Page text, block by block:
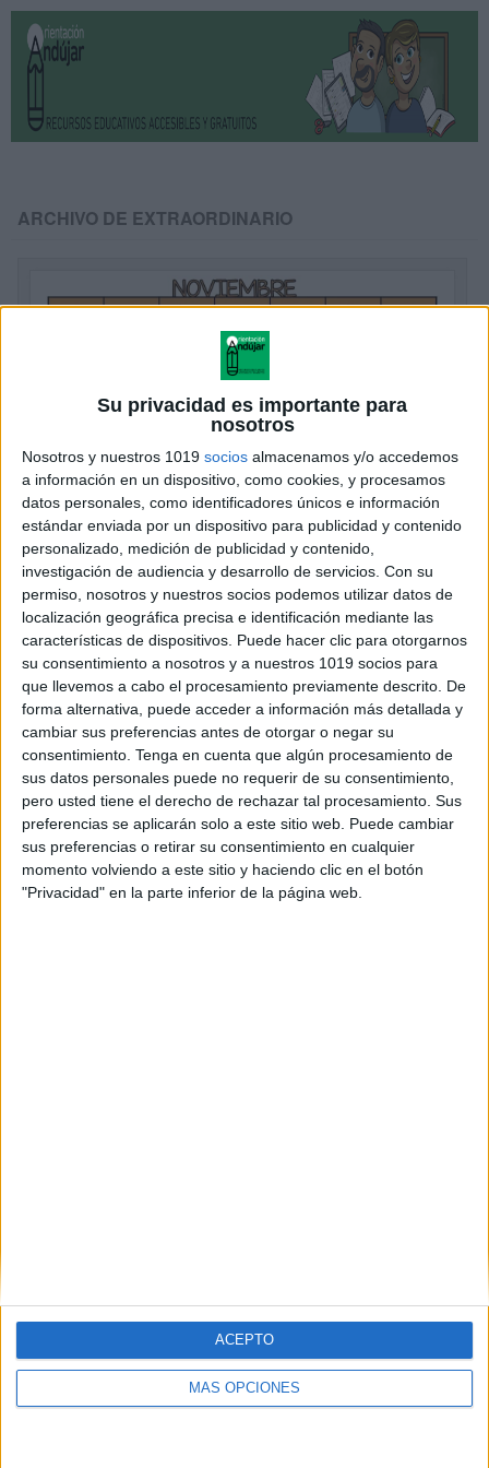
Su privacidad es importante para
nosotros
Nosotros y nuestros 1019 socios almacenamos y/o accedemos
a información en un dispositivo, como cookies, y procesamos
datos personales, como identificadores únicos e información
estándar enviada por un dispositivo para publicidad y contenido
personalizado, medición de publicidad y contenido,
investigación de audiencia y desarrollo de servicios. Con su
permiso, nosotros y nuestros socios podemos utilizar datos de
localización geográfica precisa e identificación mediante las
características de dispositivos. Puede hacer clic para otorgarnos
su consentimiento a nosotros y a nuestros 1019 socios para
que llevemos a cabo el procesamiento previamente descrito. De
forma alternativa, puede acceder a información más detallada y
cambiar sus preferencias antes de otorgar o negar su
consentimiento. Tenga en cuenta que algún procesamiento de
sus datos personales puede no requerir de su consentimiento,
pero usted tiene el derecho de rechazar tal procesamiento. Sus
preferencias se aplicarán solo a este sitio web. Puede cambiar
sus preferencias o retirar su consentimiento en cualquier
momento volviendo a este sitio y haciendo clic en el botón
"Privacidad" en la parte inferior de la página web.
MÁS OPCIONES
ACEPTO
ARCHIVO DE EXTRAORDINARIO
Calendario de actividades divertidas de
noviembre 2023, adaptado a Infantil
Publicado el 3 noviembre, 2023
¡Bienvenidos a noviembre, un mes lleno de colores
otoñales y aprendizajes emocionantes! Desde
Orientación Andújar, os traemos un Calendario de
Actividades Divertidas de Noviembre 2023,
especialmente diseñado para nuestros pequeños […]
SEGUIR LEYENDO
Suscribir